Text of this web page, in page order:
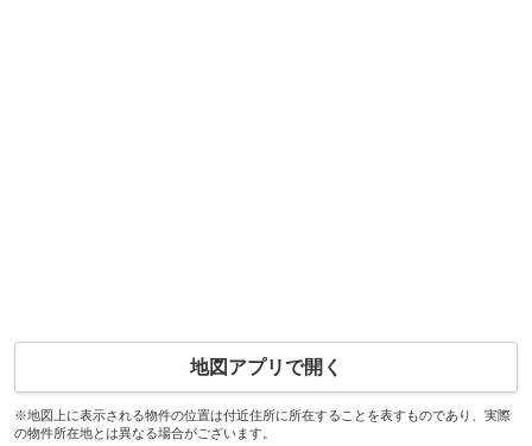
地図アプリで開く
※地図上に表示される物件の位置は付近住所に所在することを表すものであり、実際
の物件所在地とは異なる場合がございます。